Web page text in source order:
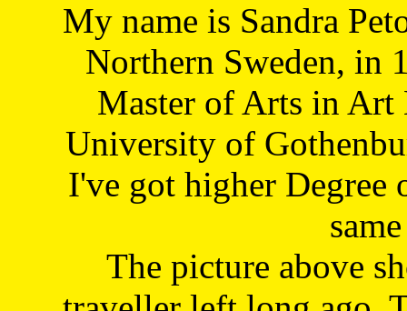
My name is Sandra
Northern Sweden, in
Master of Arts in Art
University of
I've got higher Degree
The picture above